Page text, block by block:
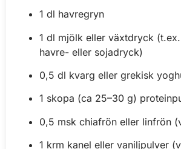
1 dl havregryn
1 dl mjölk eller växtdryck
havre- eller sojadryck)
0,5 dl kvarg eller grekisk
1 skopa (ca 25–30 g)
0,5 msk chiafrön eller linfrön
1 krm kanel eller vaniljpulver